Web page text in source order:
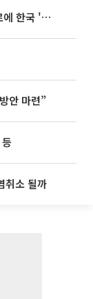
태풍 '돌핀' 이어 '찬홈' 등장…예상 경로에 한국 '한숨'
안 마련”
취소 될까